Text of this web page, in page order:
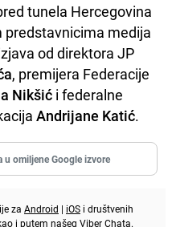
tunela Hercegovina
predstavnicima medija
od direktora JP
, premijera Federacije
Nikšić i federalne
Andrijane Katić.
u omiljene Google izvore
za Android | iOS i društvenih
i putem našeg ViberChata.